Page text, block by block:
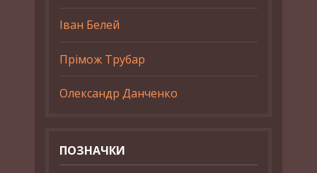
Іван Белей
Прімож Трубар
Олександр Данченко
ПОЗНАЧКИ